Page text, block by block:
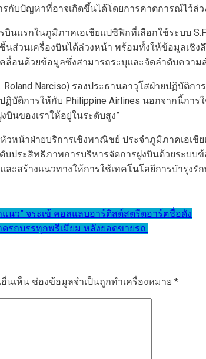
รกับปัญหาที่อาจเกิดขึ้นได้โดยการคาดการณ์ไว้ล่
บินแรกในภูมิภาคเอเชียแปซิฟิกที่เลือกใช้ระบบ
ส่วนเครื่องบินได้ล่วงหน้า พร้อมทั้งให้ข้อมูลเชิ
ลื่อนด้วยข้อมูลซึ่งสามารถระบุและจัดลำดับคว
Narciso‎) รองประธานอาวุโสฝ่ายปฏิบัติก
บัติการให้กับ Philippine Airlines นอกจากนี้กา
บินของเราให้อยู่ในระดับสูง”
หัวหน้าฝ่ายบริการเชิงพาณิชย์ ประจำภูมิภาคเอ
บประสิทธิภาพการบริหารจัดการฝูงบินด้วยระ
ะสร้างแนวทางให้การใช้เทคโนโลยีการบำรุงรั
แนว” จระเข้ คอลแลบอาร์ติสต์สตรีตอาร์ตชื่อดัง
ดรถบรรทุกพรีเมียม หลังยอดขายรถ
นเห็น ช่องข้อมูลจำเป็นถูกทำเครื่องหมาย *